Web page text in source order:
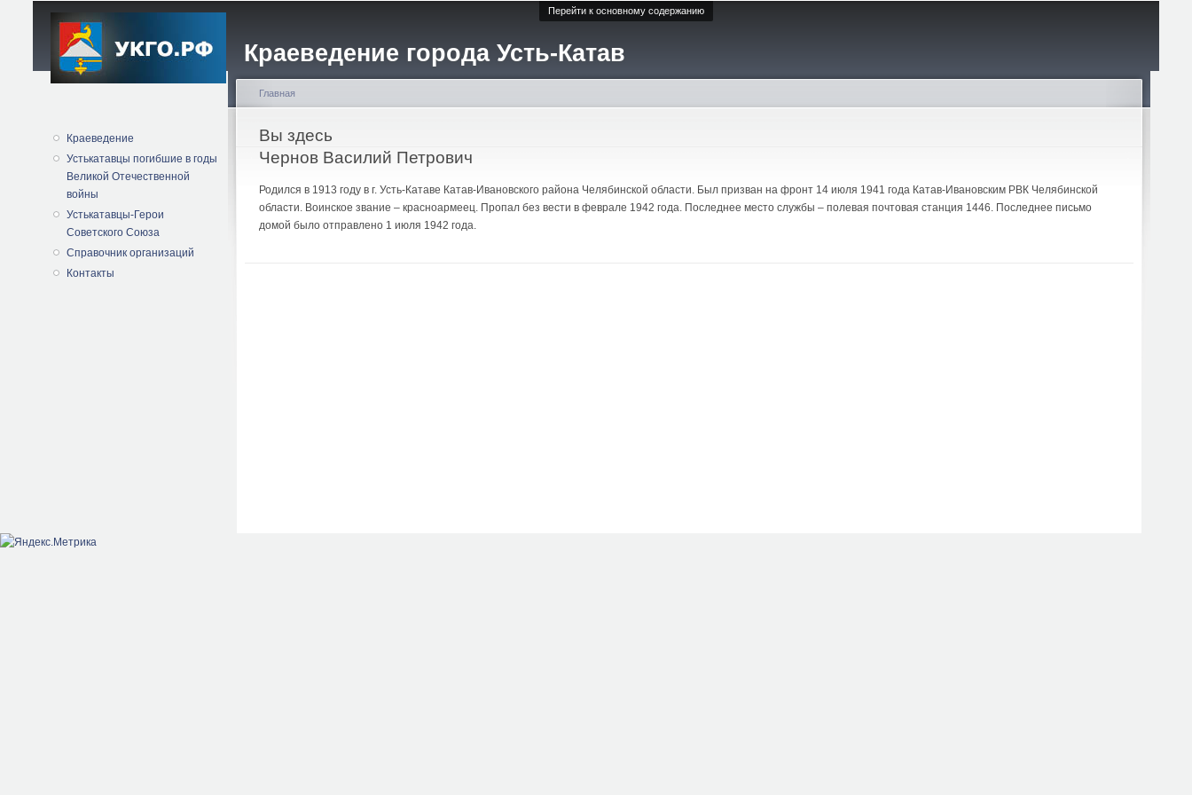
Перейти к основному содержанию
Краеведение города Усть-Катав
Краеведение
Устькатавцы погибшие в годы
Великой Отечественной
войны
Устькатавцы-Герои
Советского Союза
Справочник организаций
Контакты
Вы здесь
Главная
Чернов Василий Петрович
Родился в 1913 году в г. Усть-Катаве Катав-Ивановского района Челябинской области. Был призван на фронт 14 июля 1941 года Катав-Ивановским РВК Челябинской
области. Воинское звание – красноармеец. Пропал без вести в феврале 1942 года. Последнее место службы – полевая почтовая станция 1446. Последнее письмо
домой было отправлено 1 июля 1942 года.